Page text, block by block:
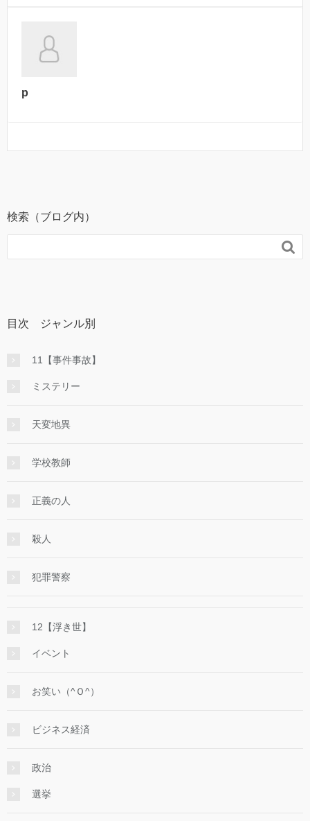
p
検索（ブログ内）

目次 ジャンル別
11【事件事故】
ミステリー
天変地異
学校教師
正義の人
殺人
犯罪警察
12【浮き世】
イベント
お笑い（^Ｏ^）
ビジネス経済
政治
選挙